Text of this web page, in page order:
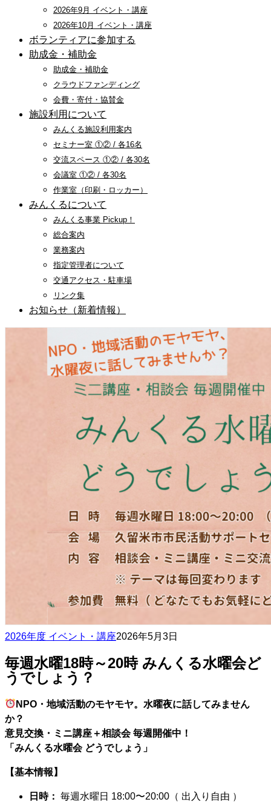
2026年9月 イベント・講座
2026年10月 イベント・講座
ボランティアに参加する
助成金・補助金
助成金・補助金
クラウドファンディング
会費・寄付・協賛金
施設利用について
みんくる施設利用案内
セミナー室 ①② / 各16名
交流スペース ①② / 各30名
会議室 ①② / 各30名
作業室（印刷・ロッカー）
みんくるについて
みんくる事業 Pickup！
総合案内
業務案内
指定管理者について
交通アクセス・駐車場
リンク集
お知らせ（新着情報）
2026年度 イベント・講座2026年5月3日
毎週水曜18時～20時 みんくる水曜会ど
うでしょう？
NPO・地域活動のモヤモヤ。水曜夜に話してみません
か？
意見交換・ミニ講座＋相談会 毎週開催中！
「みんくる水曜会 どうでしょう」
【基本情報】
日時： 毎週水曜日 18:00〜20:00（ 出入り自由 ）